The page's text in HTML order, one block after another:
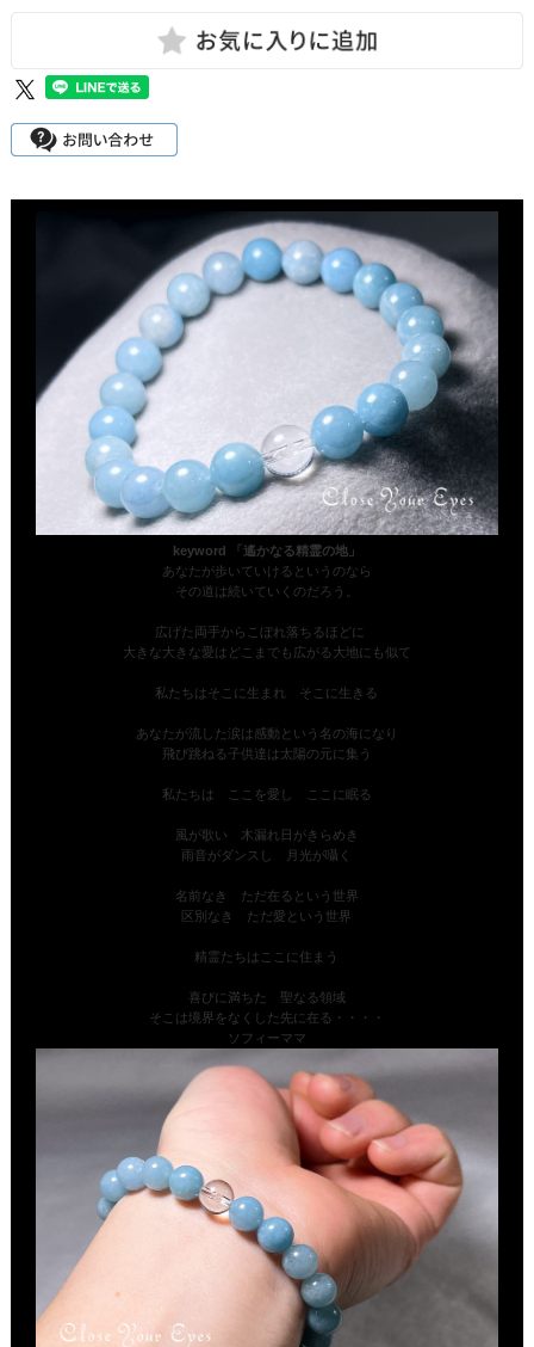
keyword 「遙かなる精霊の地」
あなたが歩いていけるというのなら
その道は続いていくのだろう。
広げた両手からこぼれ落ちるほどに
大きな大きな愛はどこまでも広がる大地にも似て
私たちはそこに生まれ そこに生きる
あなたが流した涙は感動という名の海になり
飛び跳ねる子供達は太陽の元に集う
私たちは ここを愛し ここに眠る
風が歌い 木漏れ日がきらめき
雨音がダンスし 月光が囁く
名前なき ただ在るという世界
区別なき ただ愛という世界
精霊たちはここに住まう
喜びに満ちた 聖なる領域
そこは境界をなくした先に在る・・・・
ソフィーママ